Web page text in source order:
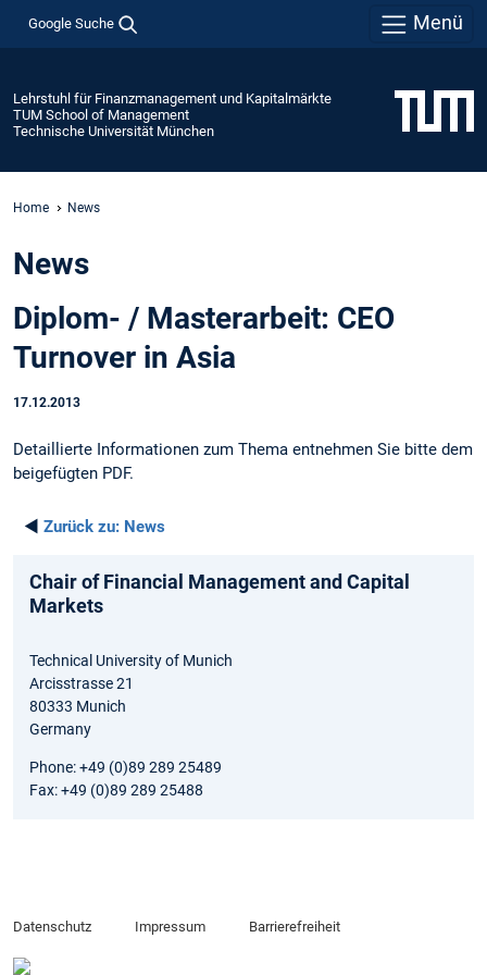
Google Suche Menü
Lehrstuhl für Finanzmanagement und Kapitalmärkte
TUM School of Management
Technische Universität München
Home News
News
Diplom- / Masterarbeit: CEO
Turnover in Asia
17.12.2013
Detaillierte Informationen zum Thema entnehmen Sie bitte dem
beigefügten PDF.
◄ Zurück zu: News
Chair of Financial Management and Capital
Markets
Technical University of Munich
Arcisstrasse 21
80333 Munich
Germany
Phone: +49 (0)89 289 25489
Fax: +49 (0)89 289 25488
Datenschutz Impressum Barrierefreiheit